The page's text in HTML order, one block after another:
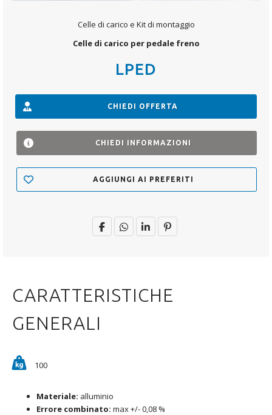
Celle di carico e Kit di montaggio
Celle di carico per pedale freno
LPED
CHIEDI OFFERTA
CHIEDI INFORMAZIONI
AGGIUNGI AI PREFERITI
CARATTERISTICHE
GENERALI
100
Materiale: alluminio
Errore combinato: max +/- 0,08 %